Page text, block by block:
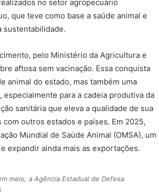
no setor agropecuário
que teve como base a saúde animal e
sustentabilidade.
pelo Ministério da Agricultura e
aftosa sem vacinação. Essa conquista
animal do estado, mas também uma
para a cadeia produtiva da
sanitária que eleva a qualidade de sua
outros estados e países. Em 2025,
Mundial de Saúde Animal (OMSA), um
expandir ainda mais as exportações.
meio, a Agência Estadual de Defesa